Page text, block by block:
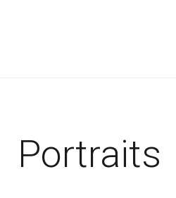
Portraits